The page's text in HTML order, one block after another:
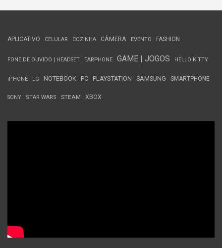
APLICATIVO CELULAR COZINHA CÂMERA EVENTO FASHION
FONE DE OUVIDO | HEADSET | EARPHONE GAME | JOGOS HELLO KITTY
iPHONE LG NOTEBOOK PC PLAYSTATION SAMSUNG SMARTPHONE
SONY STAR WARS STEAM XBOX